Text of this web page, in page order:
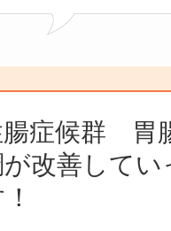
腸症候群 胃
改善してい